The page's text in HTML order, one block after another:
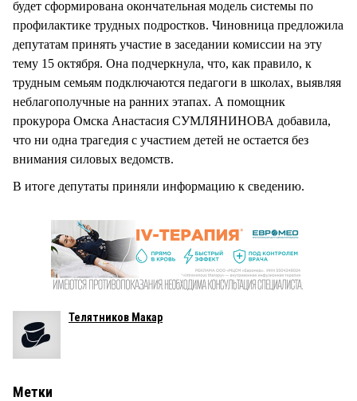
будет сформирована окончательная модель системы по
профилактике трудных подростков. Чиновница предложила
депутатам принять участие в заседании комиссии на эту
тему 15 октября. Она подчеркнула, что, как правило, к
трудным семьям подключаются педагоги в школах, выявляя
неблагополучные на ранних этапах. А помощник
прокурора Омска Анастасия СУМЛЯНИНОВА добавила,
что ни одна трагедия с участием детей не остается без
внимания силовых ведомств.
В итоге депутаты приняли информацию к сведению.
Телятников Макар
Метки